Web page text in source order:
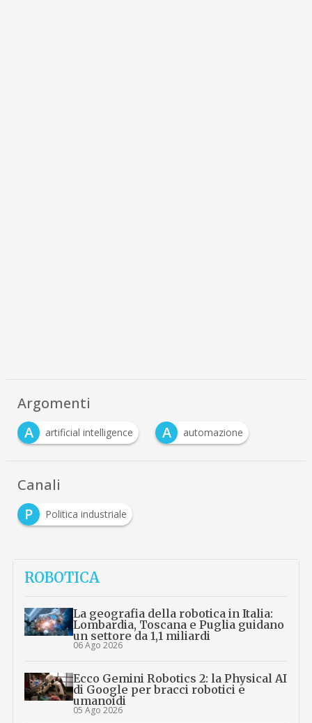
Argomenti
A
artificial intelligence A automazione
Canali
P
Politica industriale
ROBOTICA
La geografia della robotica in Italia:
Lombardia, Toscana e Puglia guidano
un settore da 1,1 miliardi
06 Ago 2026
Ecco Gemini Robotics 2: la Physical AI
di Google per bracci robotici e
umanoidi
05 Ago 2026